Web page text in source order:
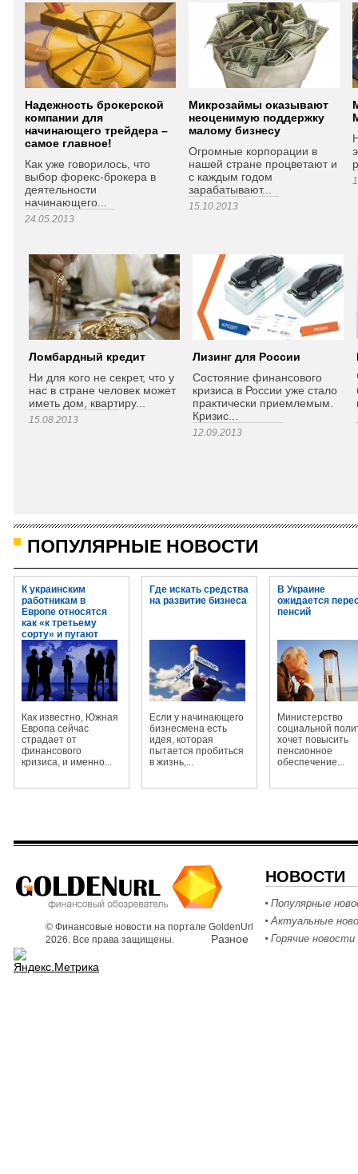
Надежность брокерской
компании для
начинающего трейдера –
самое главное!
Как уже говорилось, что
выбор форекс-брокера в
деятельности
начинающего...
24.05.2013
Микрозаймы оказывают
неоценимую поддержку
малому бизнесу
Огромные корпорации в
нашей стране процветают и
с каждым годом
зарабатывают...
15.10.2013
Ломбардный кредит
Ни для кого не секрет, что у
нас в стране человек может
иметь дом, квартиру...
15.08.2013
Лизинг для России
Состояние финансового
кризиса в России уже стало
практически приемлемым.
Кризис...
12.09.2013
ПОПУЛЯРНЫЕ НОВОСТИ
К украинским
работникам в
Европе относятся
как «к третьему
сорту» и пугают
огромными
штрафами
Как известно, Южная
Европа сейчас
страдает от
финансового
кризиса, и именно...
Где искать средства
на развитие бизнеса
Если у начинающего
бизнесмена есть
идея, которая
пытается пробиться
в жизнь,...
В Украине
ожидается
пенсий
Министерство
социальной
хочет повысить
пенсионное
обеспечение...
© Финансовые новости на портале GoldenUrl
2026. Все права защищены.
Разное
НОВОСТИ
Популярные
Актуальные
Горячие новости